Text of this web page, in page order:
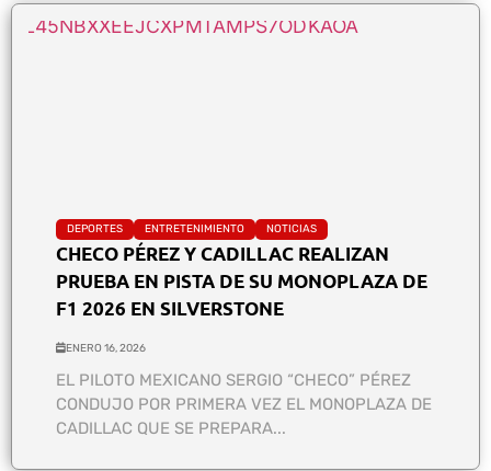
DEPORTES ENTRETENIMIENTO NOTICIAS
CHECO PÉREZ Y CADILLAC REALIZAN
PRUEBA EN PISTA DE SU MONOPLAZA DE
F1 2026 EN SILVERSTONE
ENERO 16, 2026
EL PILOTO MEXICANO SERGIO “CHECO” PÉREZ
CONDUJO POR PRIMERA VEZ EL MONOPLAZA DE
CADILLAC QUE SE PREPARA...